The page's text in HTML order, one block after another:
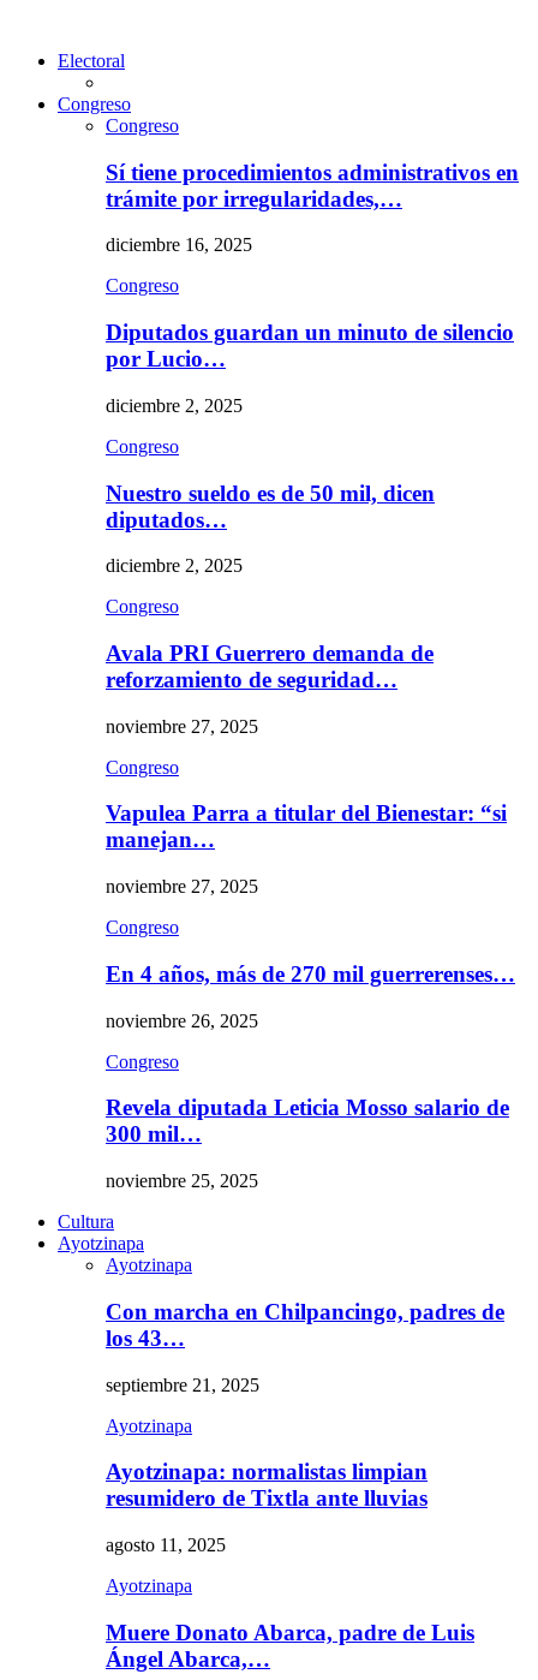
Electoral
Congreso
Congreso
Sí tiene procedimientos administrativos en
trámite por irregularidades,…
diciembre 16, 2025
Congreso
Diputados guardan un minuto de silencio
por Lucio…
diciembre 2, 2025
Congreso
Nuestro sueldo es de 50 mil, dicen
diputados…
diciembre 2, 2025
Congreso
Avala PRI Guerrero demanda de
reforzamiento de seguridad…
noviembre 27, 2025
Congreso
Vapulea Parra a titular del Bienestar: “si
manejan…
noviembre 27, 2025
Congreso
En 4 años, más de 270 mil guerrerenses…
noviembre 26, 2025
Congreso
Revela diputada Leticia Mosso salario de
300 mil…
noviembre 25, 2025
Cultura
Ayotzinapa
Ayotzinapa
Con marcha en Chilpancingo, padres de
los 43…
septiembre 21, 2025
Ayotzinapa
Ayotzinapa: normalistas limpian
resumidero de Tixtla ante lluvias
agosto 11, 2025
Ayotzinapa
Muere Donato Abarca, padre de Luis
Ángel Abarca,…